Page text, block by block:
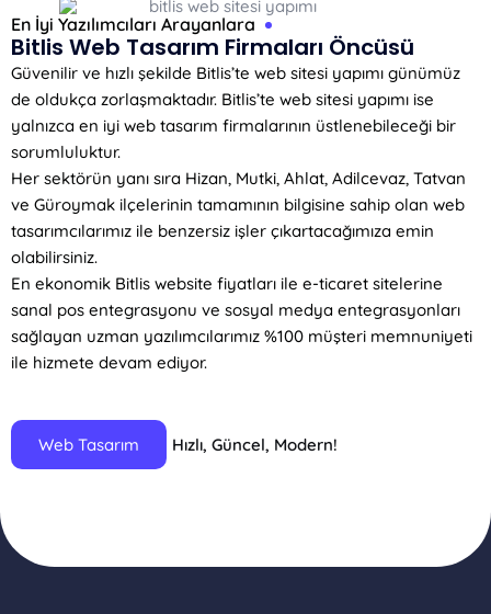
En İyi Yazılımcıları Arayanlara
Bitlis Web Tasarım Firmaları Öncüsü
Güvenilir ve hızlı şekilde Bitlis’te web sitesi yapımı günümüz
de oldukça zorlaşmaktadır. Bitlis’te web sitesi yapımı ise
yalnızca en iyi web tasarım firmalarının üstlenebileceği bir
sorumluluktur.
Her sektörün yanı sıra Hizan, Mutki, Ahlat, Adilcevaz, Tatvan
ve Güroymak ilçelerinin tamamının bilgisine sahip olan web
tasarımcılarımız ile benzersiz işler çıkartacağımıza emin
olabilirsiniz.
En ekonomik Bitlis website fiyatları ile e-ticaret sitelerine
sanal pos entegrasyonu ve sosyal medya entegrasyonları
sağlayan uzman yazılımcılarımız %100 müşteri memnuniyeti
ile hizmete devam ediyor.
Web Tasarım Hızlı, Güncel, Modern!